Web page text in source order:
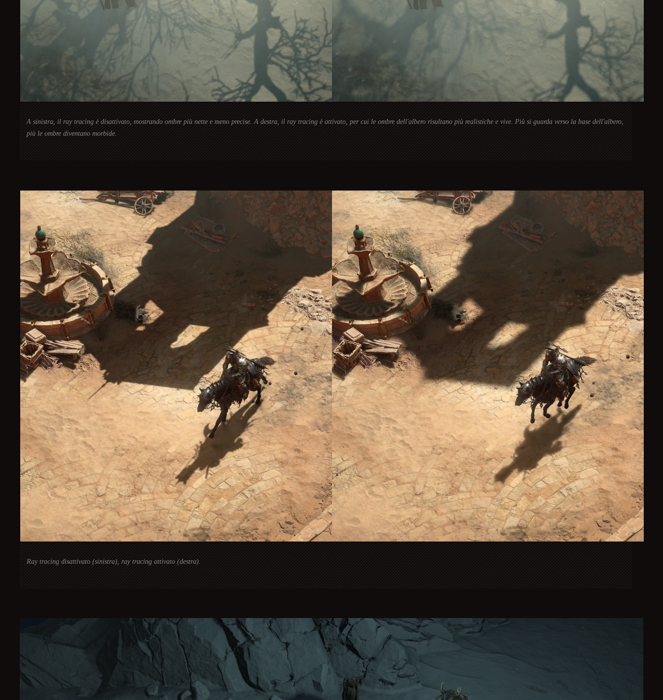
A sinistra, il ray tracing è disattivato, mostrando ombre più nette e meno precise. A destra, il ray tracing è attivato, per cui le ombre dell'albero risultano più realistiche e vive. Più si guarda verso la base dell'albero,
più le ombre diventano morbide.
Ray tracing disattivato (sinistra), ray tracing attivato (destra).